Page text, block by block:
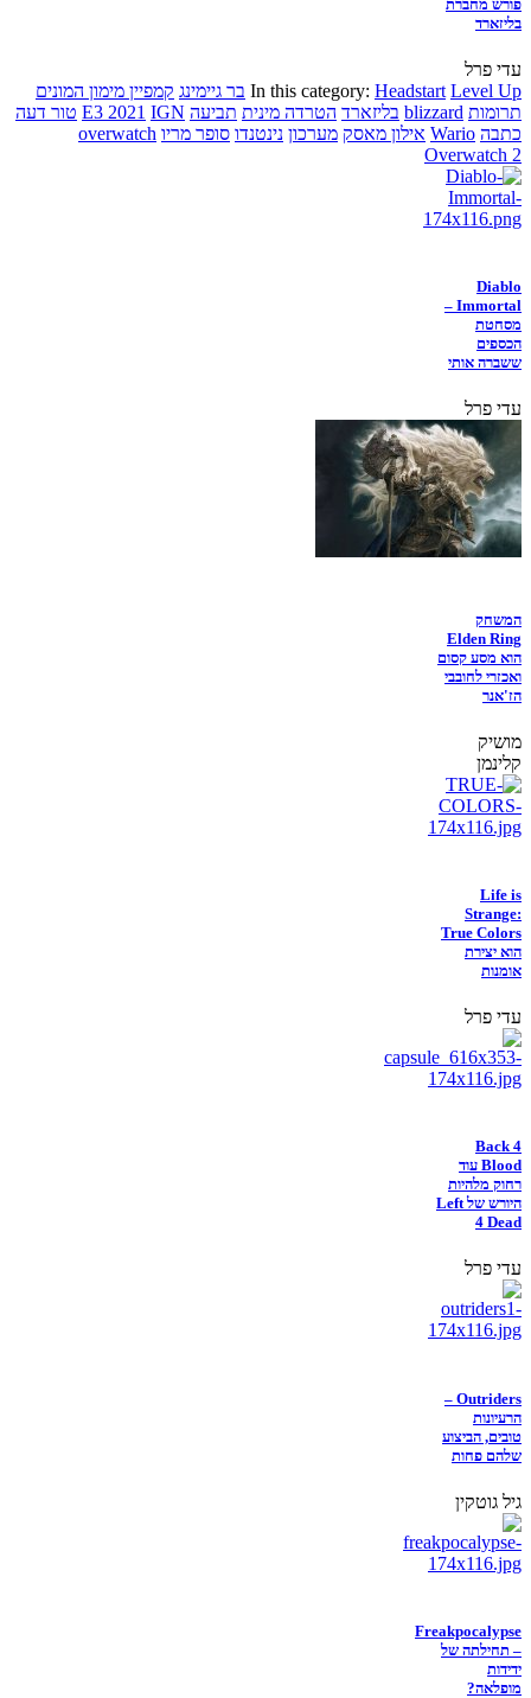
פורש מחברת
בליזארד
עדי פרל
In this category: Headstart Level Up בר גיימינג קמפיין מימון המונים
תרומות blizzard בליזארד הטרדה מינית תביעה E3 2021 IGN
טור דעה
כתבה Wario אילון מאסק מערכון נינטנדו סופר מריו overwatch
Overwatch 2
Diablo
Immortal –
מסחטת
הכספים
ששברה אותי
עדי פרל
המשחק
Elden Ring
הוא מסע קסום
ואכזרי לחובבי
הז'אנר
מושיק
קלינמן
Life is
Strange:
True Colors
הוא יצירת
אומנות
עדי פרל
Back 4
Blood עוד
רחוק מלהיות
היורש של Left
4 Dead
עדי פרל
Outriders –
הרעיונות
טובים, הביצוע
שלהם פחות
גיל גוטקין
Freakpocalypse
– תחילתה של
ידידות
מופלאה?